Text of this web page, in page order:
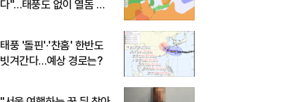
다"…태풍도 없이 열돔 박
태풍 '돌핀'·'찬홈' 한반도
빗겨간다…예상 경로는?